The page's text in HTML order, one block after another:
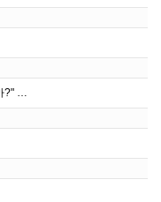
?" …